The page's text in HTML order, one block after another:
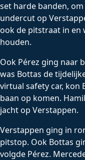
set harde banden,
undercut op
ook de pitstraat in en
houden.
Ook Pérez ging naar
was Bottas de
virtual safety car, kon
baan op komen.
jacht op Verstappen.
Verstappen ging in
pitstop. Ook Bottas
volgde Pérez.